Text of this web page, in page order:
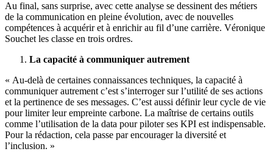
Au final, sans surprise, avec cette analyse se dessinent des métiers
de la communication en pleine évolution, avec de nouvelles
compétences à acquérir et à enrichir au fil d’une carrière. Véronique
Souchet les classe en trois ordres.
La capacité à communiquer autrement
« Au-delà de certaines connaissances techniques, la capacité à
communiquer autrement c’est s’interroger sur l’utilité de ses actions
et la pertinence de ses messages. C’est aussi définir leur cycle de vie
pour limiter leur empreinte carbone. La maîtrise de certains outils
comme l’utilisation de la data pour piloter ses KPI est indispensable.
Pour la rédaction, cela passe par encourager la diversité et
l’inclusion. »